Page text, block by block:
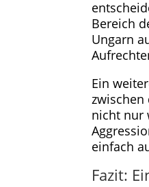
Bereich
Ungarn
Ein
nicht nur
einfach
Fazit: